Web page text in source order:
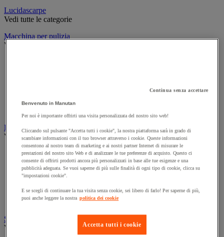
Lucidascarpe
Vedi tutte le categorie
Macchina per pulizia
Vedi tutte le categorie
Spazzatrice
Prodotti per la pulizia
Vedi tutte le categorie
Deodorante
Detergenti per pavimenti e superfici varie
Detersivi e prodotti per biancheria
Prodotti per stoviglie
Prodotto di manutenzione per sanitari
Sanitari, doccia e bagno
Vedi tutte le categorie
Continua senza accettare
Benvenuto in Manutan
Per noi è importante offrirti una visita personalizzata del nostro sito web!
Cliccando sul pulsante "Accetta tutti i cookie", la nostra piattaforma sarà in grado di
scambiare informazioni con il tuo browser attraverso i cookie. Queste informazioni
consentono al nostro team di marketing e ai nostri partner Internet di misurare le
prestazioni del nostro sito Web e di analizzare le tue preferenze di acquisto. Questo ci
consente di offrirti prodotti ancora più personalizzati in base alle tue esigenze e una
pubblicità adeguata. Se vuoi saperne di più sulle finalità di ogni tipo di cookie, clicca su
"impostazioni cookie".
E se scegli di continuare la tua visita senza cookie, sei libero di farlo! Per saperne di più,
puoi anche leggere la nostra politica dei cookie
Accetta tutti i cookie